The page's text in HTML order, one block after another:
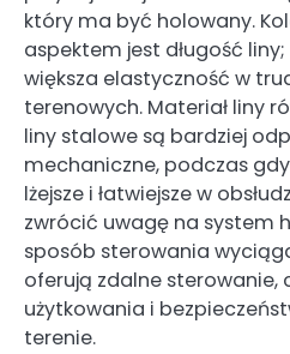
który ma być holowany.
aspektem jest długość
większa elastyczność w
terenowych. Materiał liny
liny stalowe są bardziej
mechaniczne, podczas
lżejsze i łatwiejsze w
zwrócić uwagę na system
sposób sterowania
oferują zdalne sterowanie,
użytkowania i
terenie.